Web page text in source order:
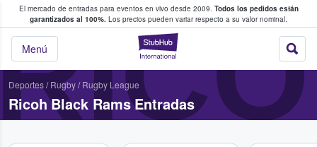
El mercado de entradas para eventos en vivo desde 2009. Todos los pedidos están
garantizados al 100%. Los precios pueden variar respecto a su valor nominal.
StubHub:
Menú
y venta de entradas entre fans
Deportes/ Rugby/ Rugby League
Ricoh Black Rams Entradas